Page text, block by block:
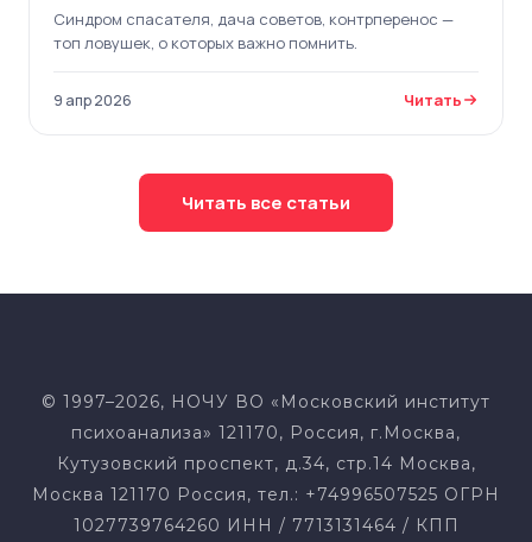
Синдром спасателя, дача советов, контрперенос —
топ ловушек, о которых важно помнить.
9 апр 2026 Читать
Читать все статьи
© 1997–2026, НОЧУ ВО «Московский институт
психоанализа» 121170, Россия, г.Москва,
Кутузовский проспект, д.34, стр.14 Москва,
Москва 121170 Россия, тел.: +74996507525 ОГРН
1027739764260 ИНН / 7713131464 / КПП